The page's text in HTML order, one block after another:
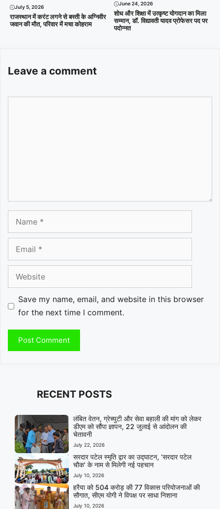
July 5, 2026
राजस्थान में करंट लगने से बस्ती के अग्निवीर
जवान की मौत, परिवार में मचा कोहराम
June 24, 2026
शोध और शिक्षा में उत्कृष्ट योगदान का मिला
सम्मान, डॉ. विद्यावती यादव प्रोफेसर पद पर
पदोन्नत
Leave a comment
Name
Email
Website
Save my name, email, and website in this browser
for the next time I comment.
RECENT POSTS
लंबित वेतन, ग्रेच्युटी और सेवा बहाली की मांग को लेकर
डीएम को सौंपा ज्ञापन, 22 जुलाई से आंदोलन की
चेतावनी
July 22, 2026
सरदार पटेल स्मृति द्वार का उद्घाटन, ‘सरदार पटेल
चौक’ के नाम से मिलेगी नई पहचान
July 10, 2026
हरैया को 504 करोड़ की 77 विकास परियोजनाओं की
सौगात, सीएम योगी ने विपक्ष पर साधा निशाना
July 10, 2026